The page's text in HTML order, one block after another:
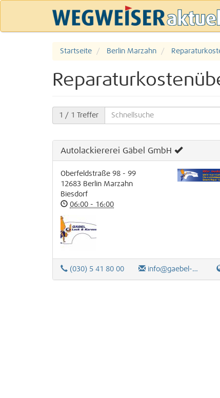
Startseite Berlin Marzahn
1 / 1 Treffer
Autolackiererei Gäbel GmbH
Oberfeldstraße 98 - 99
12683 Berlin Marzahn
Biesdorf
06:00 - 16:00
(030) 5 41 80 00 info@gaebel-berlin.de